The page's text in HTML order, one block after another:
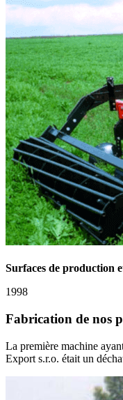
Surfaces de production
1998
Fabrication de nos
La première machine
Export s.r.o. était un